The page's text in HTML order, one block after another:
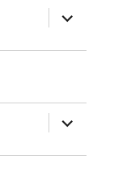
anzeigen
anzeigen